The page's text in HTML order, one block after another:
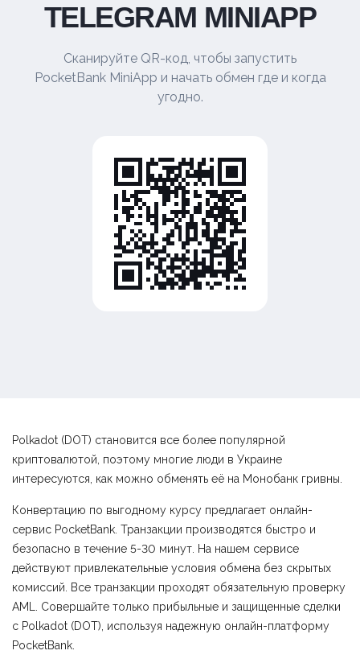
TELEGRAM MINIAPP
Сканируйте QR-код, чтобы запустить
PocketBank MiniApp и начать обмен где и когда
угодно.
Polkadot (DOT) становится все более популярной
криптовалютой, поэтому многие люди в Украине
интересуются, как можно обменять её на Монобанк гривны.
Конвертацию по выгодному курсу предлагает онлайн-
сервис PocketBank. Транзакции производятся быстро и
безопасно в течение 5-30 минут. На нашем сервисе
действуют привлекательные условия обмена без скрытых
комиссий. Все транзакции проходят обязательную проверку
AML. Совершайте только прибыльные и защищенные сделки
с Polkadot (DOT), используя надежную онлайн-платформу
PocketBank.